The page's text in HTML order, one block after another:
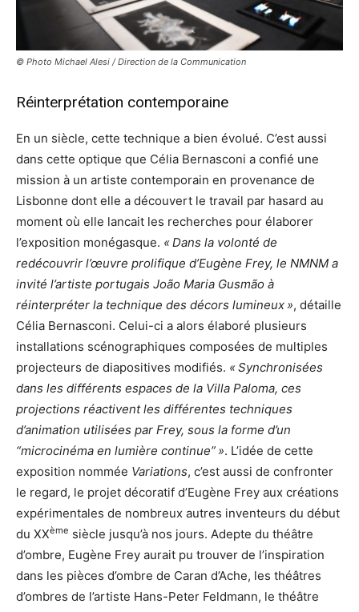
© Photo Michael Alesi / Direction de la Communication
Réinterprétation contemporaine
En un siècle, cette technique a bien évolué. C’est aussi
dans cette optique que Célia Bernasconi a confié une
mission à un artiste contemporain en provenance de
Lisbonne dont elle a découvert le travail par hasard au
moment où elle lancait les recherches pour élaborer
l’exposition monégasque. « Dans la volonté de
redécouvrir l’œuvre prolifique d’Eugène Frey, le NMNM a
invité l’artiste portugais João Maria Gusmão à
réinterpréter la technique des décors lumineux », détaille
Célia Bernasconi. Celui-ci a alors élaboré plusieurs
installations scénographiques composées de multiples
projecteurs de diapositives modifiés. « Synchronisées
dans les différents espaces de la Villa Paloma, ces
projections réactivent les différentes techniques
d’animation utilisées par Frey, sous la forme d’un
“microcinéma en lumière continue” ». L’idée de cette
exposition nommée Variations, c’est aussi de confronter
le regard, le projet décoratif d’Eugène Frey aux créations
expérimentales de nombreux autres inventeurs du début
du XXème siècle jusqu’à nos jours. Adepte du théâtre
d’ombre, Eugène Frey aurait pu trouver de l’inspiration
dans les pièces d’ombre de Caran d’Ache, les théâtres
d’ombres de l’artiste Hans-Peter Feldmann, le théâtre